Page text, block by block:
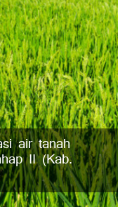
air tanah
II (Kab.